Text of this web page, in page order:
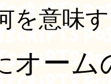
を意味
オーム